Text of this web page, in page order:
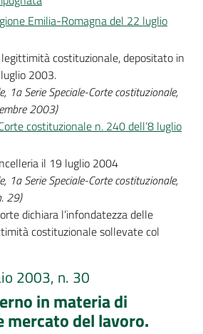
Emilia-Romagna del 22 luglio
costituzionale, depositato in
2003.
1a Serie Speciale-Corte costituzionale,
2003)
costituzionale n. 240 dell’8 luglio
il 19 luglio 2004
1a Serie Speciale-Corte costituzionale,
29)
dichiara l’infondatezza delle
costituzionale sollevate col
2003, n. 30
in materia di
mercato del lavoro.